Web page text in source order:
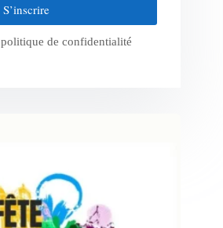
S’inscrire
politique de confidentialité